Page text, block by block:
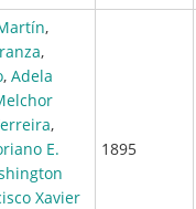
,
,
, Adela
,
E.
Xavier
1895